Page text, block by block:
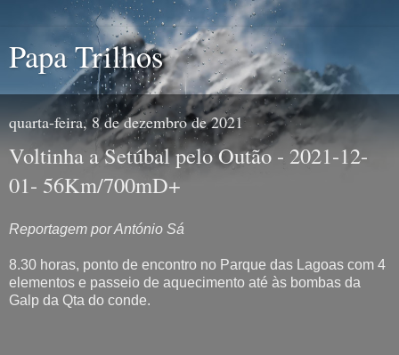
Papa Trilhos
quarta-feira, 8 de dezembro de 2021
Voltinha a Setúbal pelo Outão - 2021-12-
01- 56Km/700mD+
Reportagem por António Sá
8.30 horas, ponto de encontro no Parque das Lagoas com 4
elementos e passeio de aquecimento até às bombas da
Galp da Qta do conde.